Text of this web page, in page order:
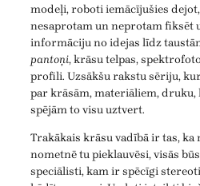
modeļi, roboti iemācījušies
nesaprotam un neprotam fiksēt
informāciju no idejas līdz
pantoņi, krāsu telpas,
profili. Uzsākšu rakstu sēriju,
par krāsām, materiāliem, druku,
spējām to visu uztvert.
Trakākais krāsu vadībā ir tas, ka
nometnē tu pieklauvēsi, visās
speciālisti, kam ir spēcīgi